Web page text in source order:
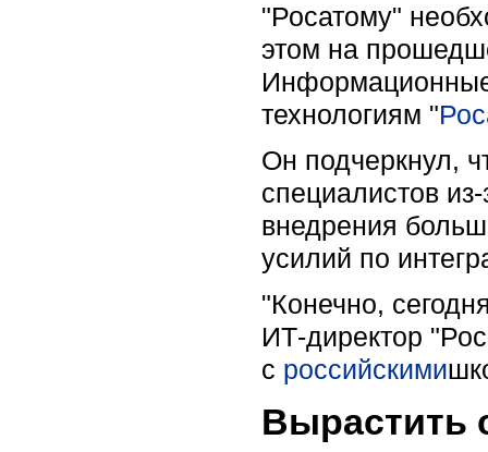
"Росатому"
этом на
технологиям "
Он подчеркнул,
специалистов
внедрения
усилий по
"Конечно,
ИТ-директор
с российскими
Вырастить